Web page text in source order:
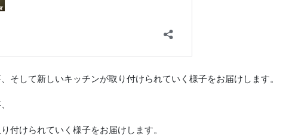
そして新しいキッチンが取り付けられていく様子をお届けします。
付けられていく様子をお届けします。